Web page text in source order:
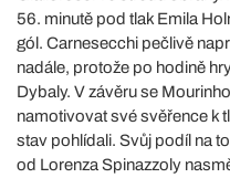
56. minutě pod tlak Emila
gól. Carnesecchi pečlivě
nadále, protože po hodině
Dybaly. V závěru se
namotivovat své svěřence k
stav pohlídali. Svůj podíl na
od Lorenza Spinazzoly